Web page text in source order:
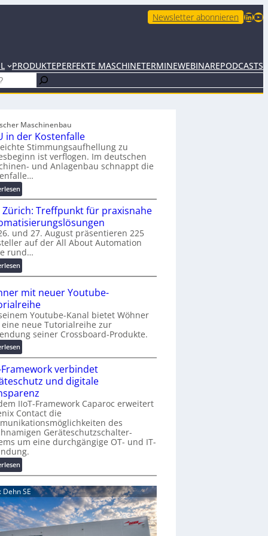
Newsletter abonnieren LinkedIn YouTube
PRODUKTEPERFEKTE MASCHINETERMINEWEBINAREPODCASTS
Maschinenbau
in der Kostenfalle
Stimmungsaufhellung zu
ist verflogen. Im deutschen
und Anlagenbau schnappt die
:
K
M
U
i
n
d
r
o
s
t
e
n
f
a
l
l
e
Zürich: Treffpunkt für praxisnahe
und 27. August präsentieren 225
auf der All About Automation
rund…
:
A
A
Z
ü
r
i
c
:
T
r
e
f
f
p
u
n
k
f
ü
r
p
mit neuer Youtube-
Youtube-Kanal bietet Wöhner
neue Tutorialreihe zur
seiner Crossboard-Produkte.
:
W
ö
h
n
e
r
m
i
t
n
e
u
e
r
Y
o
u
Framework verbindet
und digitale
IIoT-Framework Caparoc erweitert
Contact die
des
Geräteschutzschalter-
um eine durchgängige OT- und IT-
:
I
I
o
T
-
F
Dehn SE